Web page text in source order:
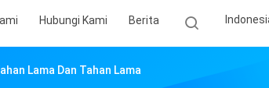
Hubungi Kami Berita
Lama Dan Tahan Lama